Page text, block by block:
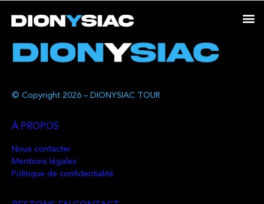
© Copyright 2026 – DIONYSIAC TOUR
À PROPOS
Nous contacter
Mentions légales
Politique de confidentialité